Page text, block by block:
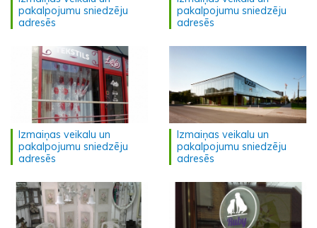
pakalpojumu sniedzēju
adresēs
pakalpojumu sniedzēju
adresēs
Izmaiņas veikalu un
pakalpojumu sniedzēju
adresēs
Izmaiņas veikalu un
pakalpojumu sniedzēju
adresēs